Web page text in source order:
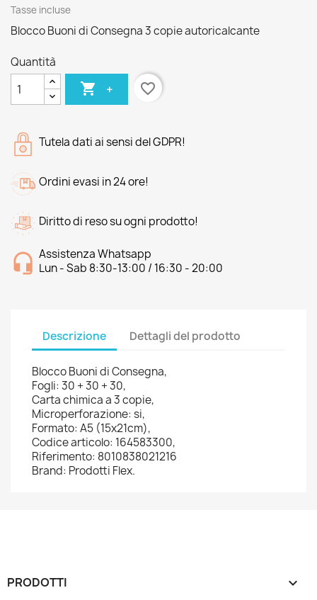
Tasse incluse
Blocco Buoni di Consegna 3 copie autoricalcante
Quantità
 + favorite_border
Tutela dati ai sensi del GDPR!
Ordini evasi in 24 ore!
Diritto di reso su ogni prodotto!
Assistenza Whatsapp
Lun - Sab 8:30-13:00 / 16:30 - 20:00
Descrizione Dettagli del prodotto
Blocco Buoni di Consegna,
Fogli: 30 + 30 + 30,
Carta chimica a 3 copie,
Microperforazione: si,
Formato: A5 (15x21cm),
Codice articolo: 164583300,
Riferimento: 8010838021216
Brand: Prodotti Flex.
PRODOTTI 